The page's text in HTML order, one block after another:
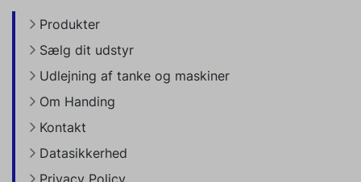
Produkter
Sælg dit udstyr
Udlejning af tanke og maskiner
Om Handing
Kontakt
Datasikkerhed